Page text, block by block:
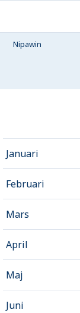
Nipawin
Januari
Februari
Mars
April
Maj
Juni